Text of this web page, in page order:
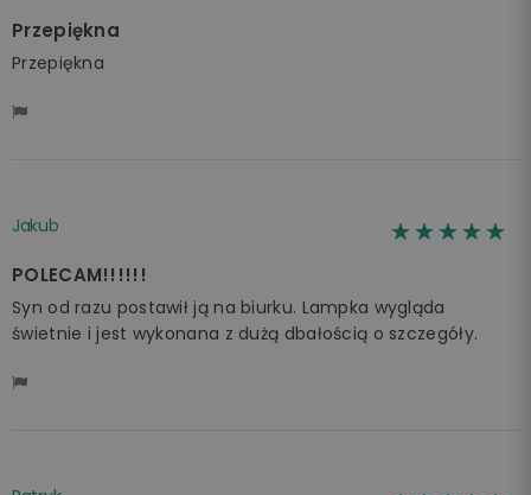
Przepiękna
Przepiękna
Jakub ☆☆☆☆☆
★★★★★
POLECAM!!!!!!
Syn od razu postawił ją na biurku. Lampka wygląda
świetnie i jest wykonana z dużą dbałością o szczegóły.